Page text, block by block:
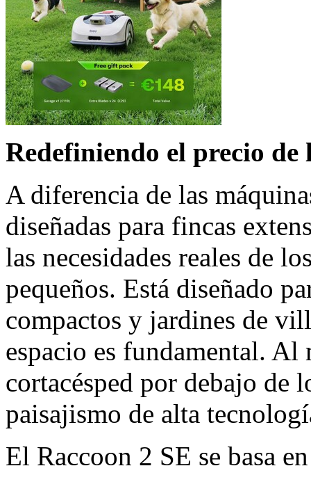
Redefiniendo el precio de
A diferencia de las
diseñadas para fincas
las necesidades reales de
pequeños. Está diseñado
compactos y jardines de
espacio es fundamental.
cortacésped por debajo de
paisajismo de alta
El Raccoon 2 SE se basa